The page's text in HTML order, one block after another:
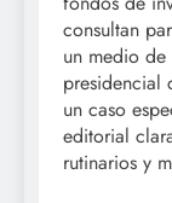
consultan
un medio
presidencial
un caso
editorial
rutinarios y